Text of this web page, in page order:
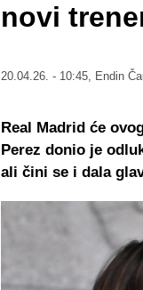
novi
20.04.26. - 10:45, Endin
Real Madrid će
Perez donio je
ali čini se i dala